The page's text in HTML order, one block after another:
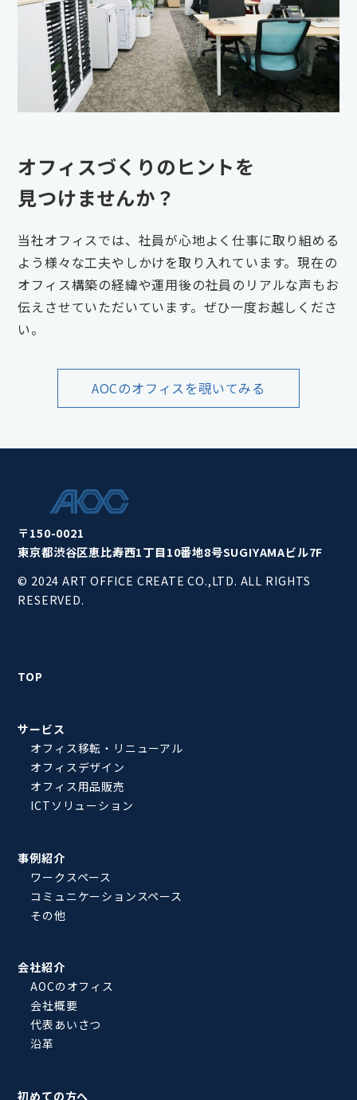
オフィスづくりのヒントを
見つけませんか？
当社オフィスでは、社員が心地よく仕事に取り組める
よう様々な工夫やしかけを取り入れています。現在の
オフィス構築の経緯や運用後の社員のリアルな声もお
伝えさせていただいています。ぜひ一度お越しくださ
い。
AOCのオフィスを覗いてみる
〒150-0021
東京都渋谷区恵比寿西1丁目10番地8号SUGIYAMAビル7F
© 2024 ART OFFICE CREATE CO.,LTD. ALL RIGHTS
RESERVED.
TOP
サービス
オフィス移転・リニューアル
オフィスデザイン
オフィス用品販売
ICTソリューション
事例紹介
ワークスペース
コミュニケーションスペース
その他
会社紹介
AOCのオフィス
会社概要
代表あいさつ
沿革
初めての方へ